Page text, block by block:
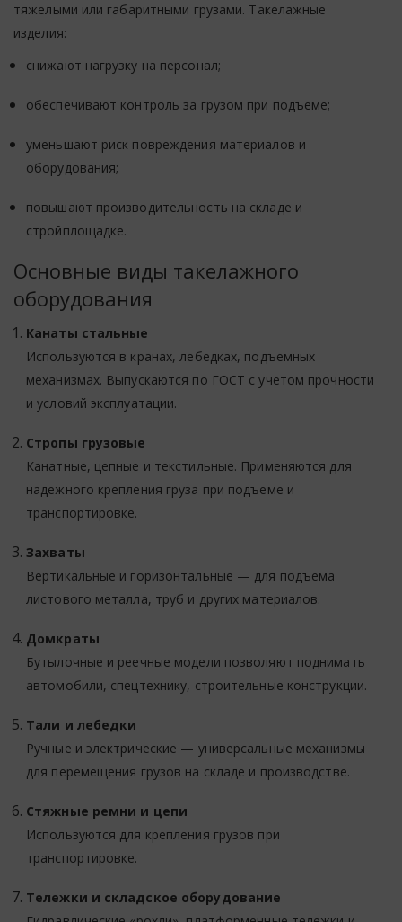
тяжелыми или габаритными грузами. Такелажные
изделия:
снижают нагрузку на персонал;
обеспечивают контроль за грузом при подъеме;
уменьшают риск повреждения материалов и
оборудования;
повышают производительность на складе и
стройплощадке.
Основные виды такелажного
оборудования
Канаты стальные
Используются в кранах, лебедках, подъемных
механизмах. Выпускаются по ГОСТ с учетом прочности
и условий эксплуатации.
Стропы грузовые
Канатные, цепные и текстильные. Применяются для
надежного крепления груза при подъеме и
транспортировке.
Захваты
Вертикальные и горизонтальные — для подъема
листового металла, труб и других материалов.
Домкраты
Бутылочные и реечные модели позволяют поднимать
автомобили, спецтехнику, строительные конструкции.
Тали и лебедки
Ручные и электрические — универсальные механизмы
для перемещения грузов на складе и производстве.
Стяжные ремни и цепи
Используются для крепления грузов при
транспортировке.
Тележки и складское оборудование